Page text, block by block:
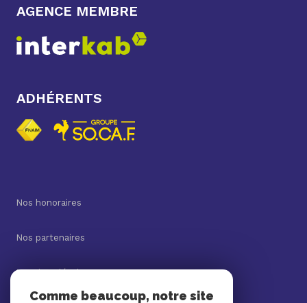
AGENCE MEMBRE
ADHÉRENTS
Nos honoraires
Nos partenaires
Mentions légales
Comme beaucoup, notre site